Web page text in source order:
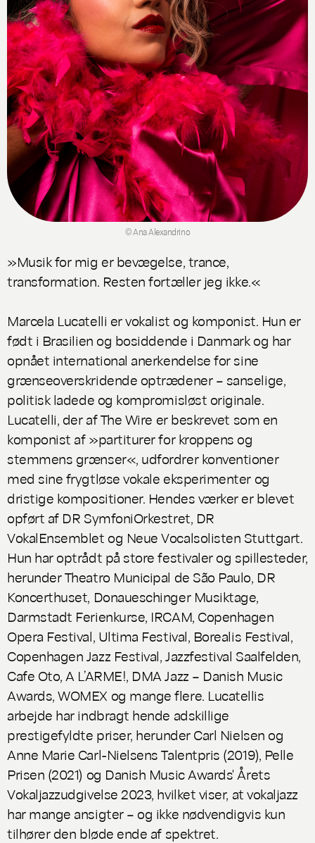
© Ana Alexandrino
»Musik for mig er bevægelse, trance,
transformation. Resten fortæller jeg ikke.«
Marcela Lucatelli er vokalist og komponist. Hun er
født i Brasilien og bosiddende i Danmark og har
opnået international anerkendelse for sine
grænseoverskridende optrædener – sanselige,
politisk ladede og kompromisløst originale.
Lucatelli, der af The Wire er beskrevet som en
komponist af »partiturer for kroppens og
stemmens grænser«, udfordrer konventioner
med sine frygtløse vokale eksperimenter og
dristige kompositioner. Hendes værker er blevet
opført af DR SymfoniOrkestret, DR
VokalEnsemblet og Neue Vocalsolisten Stuttgart.
Hun har optrådt på store festivaler og spillesteder,
herunder Theatro Municipal de São Paulo, DR
Koncerthuset, Donaueschinger Musiktage,
Darmstadt Ferienkurse, IRCAM, Copenhagen
Opera Festival, Ultima Festival, Borealis Festival,
Copenhagen Jazz Festival, Jazzfestival Saalfelden,
Cafe Oto, A L’ARME!, DMA Jazz – Danish Music
Awards, WOMEX og mange flere. Lucatellis
arbejde har indbragt hende adskillige
prestigefyldte priser, herunder Carl Nielsen og
Anne Marie Carl-Nielsens Talentpris (2019), Pelle
Prisen (2021) og Danish Music Awards' Årets
Vokaljazzudgivelse 2023, hvilket viser, at vokaljazz
har mange ansigter – og ikke nødvendigvis kun
tilhører den bløde ende af spektret.